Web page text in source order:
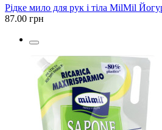
Рідке мило для рук і тіла MilMil
87.00 грн